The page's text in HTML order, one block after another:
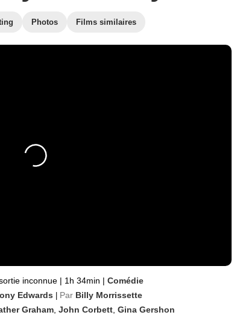
Photos Films similaires
inconnue | 1h 34min | Comédie
Edwards | Par Billy Morrissette
Graham John Corbett Gina Gershon